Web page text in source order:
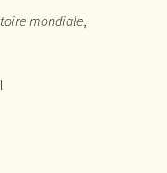
mondiale,